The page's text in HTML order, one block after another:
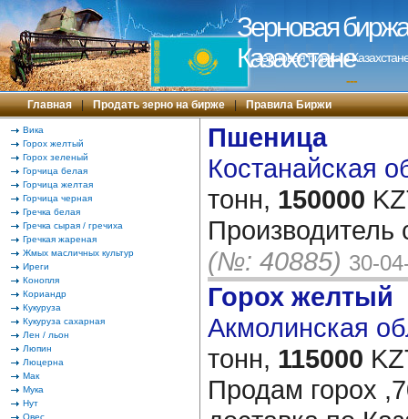
Зерновая
Казахстане
Зерновая биржа в
---
Главная | Продать зерно на бирже | Правила Биржи
Вика
Горох желтый
Горох зеленый
Горчица белая
Горчица желтая
Горчица черная
Гречка белая
Гречка сырая / гречиха
Гречкая жареная
Жмых масличных культур
Иреги
Конопля
Кориандр
Кукуруза
Кукуруза сахарная
Лен / льон
Люпин
Люцерна
Мак
Мука
Нут
Овес
Пшеница
Костанайская
тонн, 150000
(№: 40885) 30-
Горох желтый
Акмолинская
тонн, 115000
Продам горох